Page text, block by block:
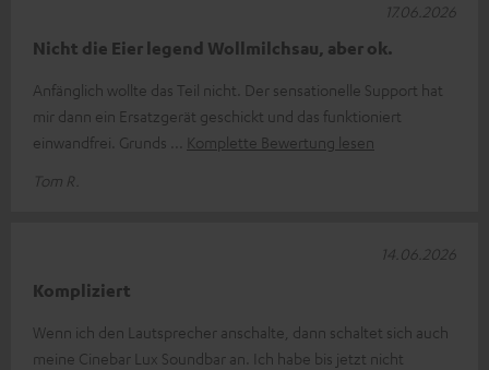
Nicht die Eier legend Wollmilchsau, aber ok.
Anfänglich wollte das Teil nicht. Der sensationelle Support hat
mir dann ein Ersatzgerät geschickt und das funktioniert
einwandfrei. Grunds
Komplette Bewertung lesen
Tom R.
17.06.2026
Kompliziert
Wenn ich den Lautsprecher anschalte, dann schaltet sich auch
meine Cinebar Lux Soundbar an. Ich habe bis jetzt nicht
14.06.2026